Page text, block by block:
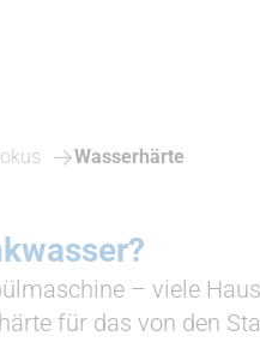
Wasserhärte
– viele
für das von den